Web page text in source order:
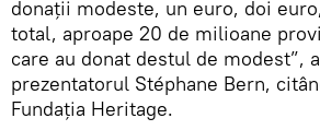
donații modeste, un euro, doi
total, aproape 20 de milioane
care au donat destul de modest”,
prezentatorul Stéphane Bern,
Fundația Heritage.